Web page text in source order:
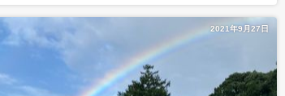
2021年9月27日